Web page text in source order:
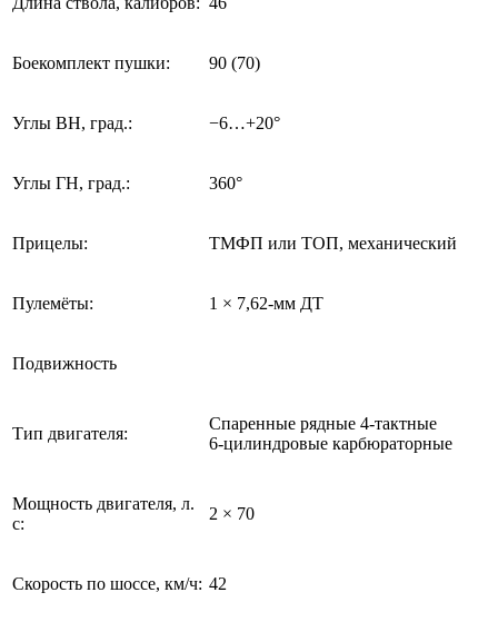
Боекомплект пушки: 90 (70)
Углы ВН, град.: −6…+20°
Углы ГН, град.: 360°
Прицелы: ТМФП или ТОП, механический
Пулемёты: 1 × 7,62-мм ДТ
Подвижность
Тип двигателя:
Спаренные рядные 4‑тактные
6‑цилиндровые карбюраторные
Мощность двигателя, л.
с:
2 × 70
Скорость по шоссе, км/ч: 42